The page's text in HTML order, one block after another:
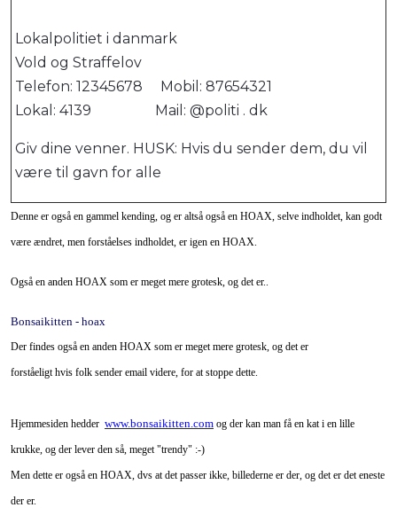
Lokalpolitiet i danmark
Vold og Straffelov
Telefon: 12345678 Mobil: 87654321
Lokal: 4139 Mail: @politi . dk
Giv dine venner. HUSK: Hvis du sender dem, du vil
være til gavn for alle
Denne er også en gammel kending, og er altså også en HOAX, selve indholdet, kan godt
være ændret, men forståelses indholdet, er igen en HOAX.
Også en anden HOAX som er meget mere grotesk, og det er..
Bonsaikitten - hoax
Der findes også en anden HOAX som er meget mere grotesk, og det er
forståeligt hvis folk sender email videre, for at stoppe dette.
Hjemmesiden hedder www.bonsaikitten.com og der kan man få en kat i en lille
krukke, og der lever den så, meget "trendy" :-)
Men dette er også en HOAX, dvs at det passer ikke, billederne er der, og det er det eneste
der er.